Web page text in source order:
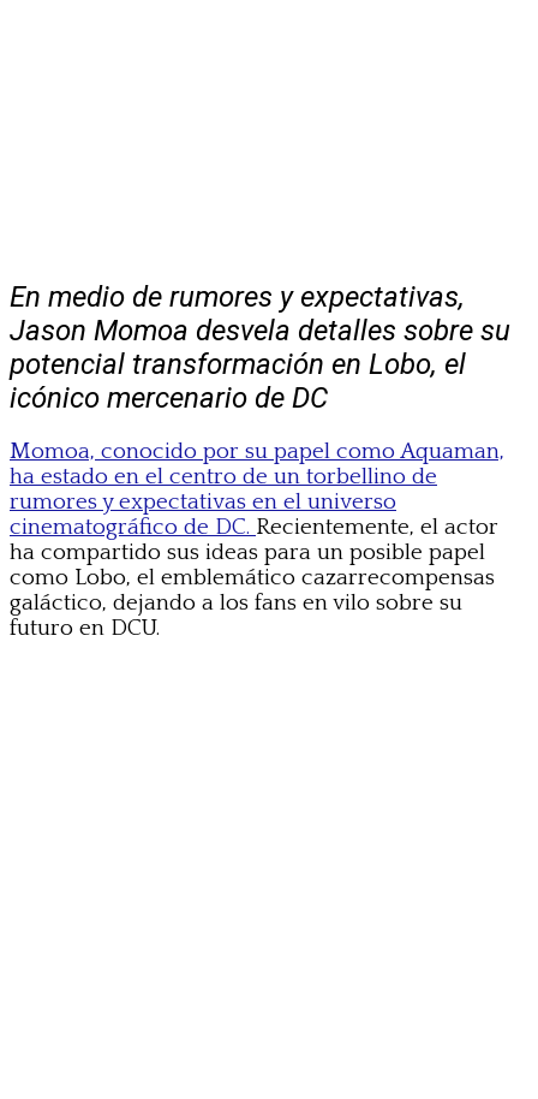
En medio de rumores y expectativas,
Jason Momoa desvela detalles sobre su
potencial transformación en Lobo, el
icónico mercenario de DC
Momoa, conocido por su papel como Aquaman,
ha estado en el centro de un torbellino de
rumores y expectativas en el universo
cinematográfico de DC. Recientemente, el actor
ha compartido sus ideas para un posible papel
como Lobo, el emblemático cazarrecompensas
galáctico, dejando a los fans en vilo sobre su
futuro en DCU.